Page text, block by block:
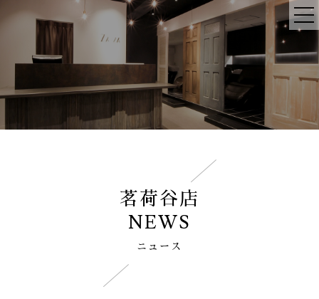
茗荷谷店
NEWS
ニュース